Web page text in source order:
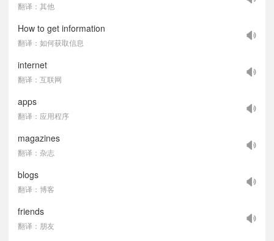
翻译：其他
How to get information
翻译：如何获取信息
internet
翻译：互联网
apps
翻译：应用程序
magazines
翻译：杂志
blogs
翻译：博客
friends
翻译：朋友